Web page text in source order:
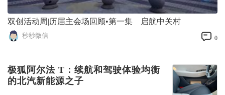
双创活动周|历届主会场回顾•第一集 启航中关村
秒秒微信 0
极狐阿尔法 T：续航和驾驶体验均衡
的北汽新能源之子